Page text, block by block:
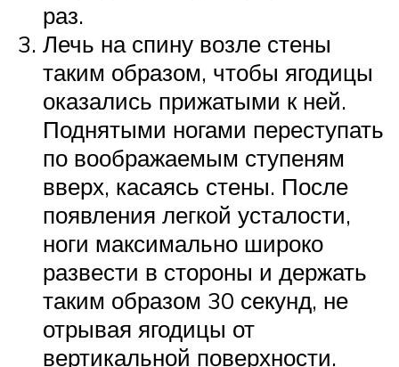
раз.
Лечь на спину возле стены
таким образом, чтобы ягодицы
оказались прижатыми к ней.
Поднятыми ногами переступать
по воображаемым ступеням
вверх, касаясь стены. После
появления легкой усталости,
ноги максимально широко
развести в стороны и держать
таким образом 30 секунд, не
отрывая ягодицы от
вертикальной поверхности.